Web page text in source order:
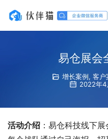
易仓展会
增长案例, 客户
2022年4
活动介绍 ：易仓科技线下